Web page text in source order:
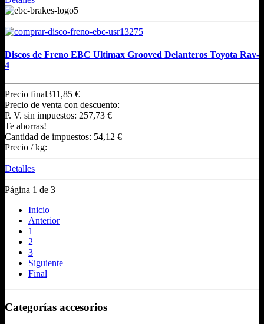
Discos de Freno EBC Ultimax Grooved Delanteros Toyota Rav-
4
Precio final311,85 €
Precio de venta con descuento:
P. V. sin impuestos: 257,73 €
Te ahorras!
Cantidad de impuestos: 54,12 €
Precio / kg:
Detalles
Página 1 de 3
Inicio
Anterior
1
2
3
Siguiente
Final
Categorías accesorios